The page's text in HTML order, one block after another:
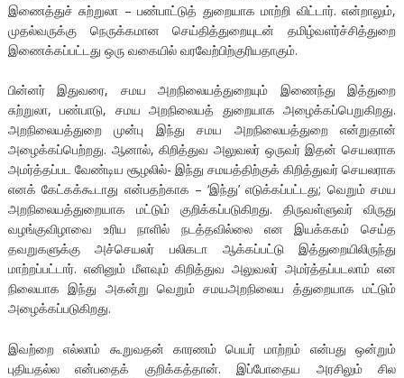
இணைத்துச் சுற்றுலா – பண்பாட்டுத் துறையாக மாற்றி விட்டார். என்றாலும்,
முதல்வருக்கு நெருக்கமான செய்தித்துறையுடன் தமிழ்வளர்ச்சித்துறை
இணைக்கப்பட்டது ஒரு வகையில் வரவேற்பிற்குரியதாகும்.
பின்னர் இதுவரை, சமய அறநிலையத்துறையும் இணைந்து இத்துறை
சுற்றுலா, பண்பாடு, சமய அறநிலையத் துறையாக அழைக்கப்பெறுகிறது.
அறநிலையத்துறை முன்பு இந்து சமய அறநிலையத்துறை என்றுதான்
அழைக்கப்பெற்றது. ஆனால், கிறித்துவ அலுவலர் ஒருவர் இதன் செயலராக
அமர்த்தப்பட வேண்டிய சூழலில்- இந்து சமயத்திற்குக் கிறித்துவர் செயலராக
எனக் கேட்கக்கூடாது என்பதற்காக – ‘இந்து’ எடுக்கப்பட்டது; வெறும் சமய
அறநிலையத்துறையாக மட்டும் குறிக்கப்படுகிறது. திருவள்ளுவர் விருது
வழங்குவிழாவை உரிய நாளில் நடத்தவில்லை என இயக்ககம் செய்த
தவறுகளுக்கு அச்செயலர் பலிகடா ஆக்கப்பட்டு இத்துறையிலிருந்து
மாற்றப்பட்டார். எனினும் மீளவும் கிறித்துவ அலுவலர் அமர்த்தப்படலாம் என
நிலையாக இந்து அகன்று வெறும் சமயஅறநிலைய த்துறையாக மட்டும்
அழைக்கப்படுகிறது.
இவற்றை எல்லாம் கூறுவதன் காரணம் பெயர் மாற்றம் என்பது ஒன்றும்
புதியதல்ல என்பதைக் குறிக்கத்தான். இப்போதைய அரசிலும் சில